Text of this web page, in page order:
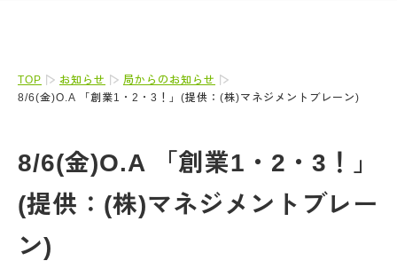
TOP お知らせ
局からのお知らせ
8/6(金)O.A 「創業1・2・3！」(提供：(株)マネジメントブレーン)
8/6(金)O.A 「創業1・2・3！」
(提供：(株)マネジメントブレー
ン)